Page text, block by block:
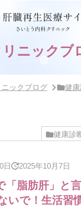
リニックブ
ニックブログ 健
健康診
日 2025年10月7日
「脂肪肝」と
いで！生活習